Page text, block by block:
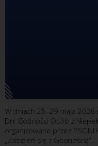
W dniach 25–29 maja
Dni Godności Osób z
organizowane przez PSONI
„Zazieleń się z Godnością”.